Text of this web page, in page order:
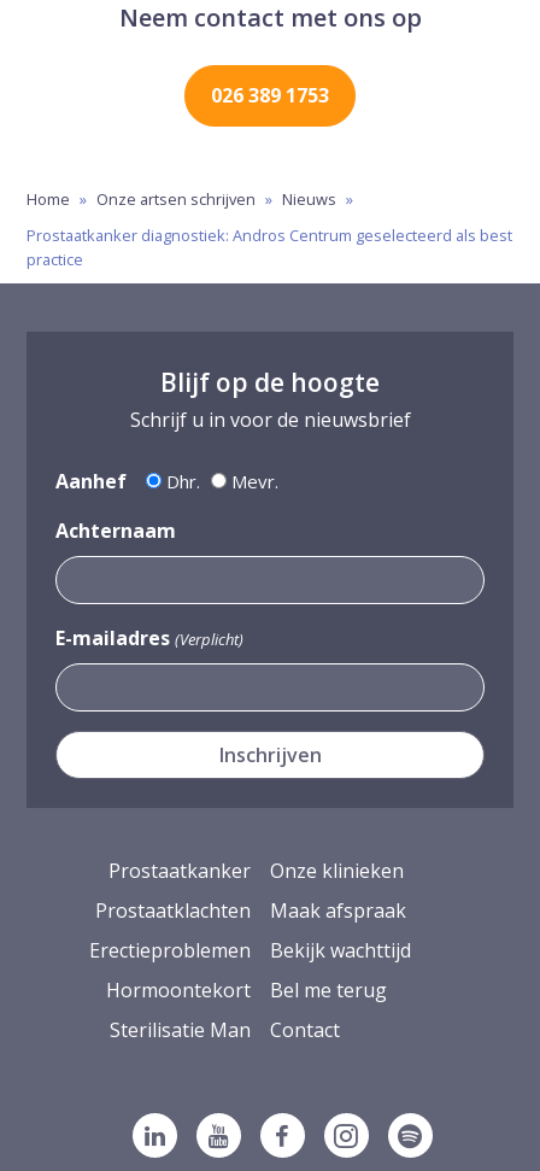
Neem contact met ons op
026 389 1753
Home » Onze artsen schrijven » Nieuws »
Prostaatkanker diagnostiek: Andros Centrum geselecteerd als best
practice
Blijf op de hoogte
Schrijf u in voor de nieuwsbrief
Aanhef Dhr. Mevr.
Achternaam
E-mailadres (Verplicht)
Prostaatkanker
Prostaatklachten
Erectieproblemen
Hormoontekort
Sterilisatie Man
Onze klinieken
Maak afspraak
Bekijk wachttijd
Bel me terug
Contact
Volg ons op Linkedin
Volg ons op YouTube
Volg ons op Facebook
Volg ons op
Volg ons